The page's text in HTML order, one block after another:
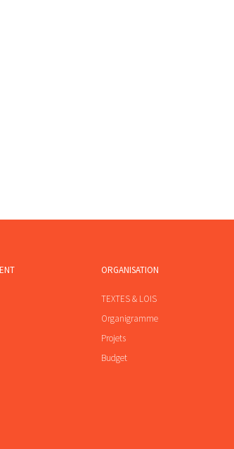
ORGANISATION
TEXTES & LOIS
Organigramme
Projets
Budget